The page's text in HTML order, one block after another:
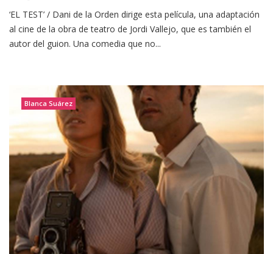
‘EL TEST’ / Dani de la Orden dirige esta película, una adaptación
al cine de la obra de teatro de Jordi Vallejo, que es también el
autor del guion. Una comedia que no...
Blanca Suárez